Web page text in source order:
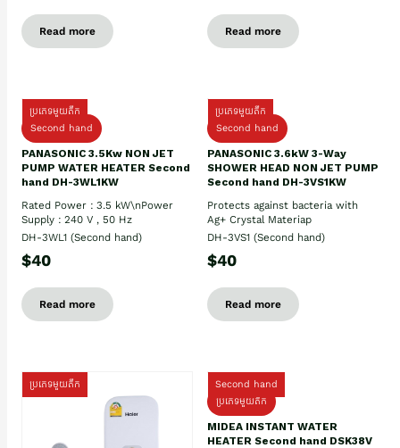
Read more Read more
ប្រភេទមួយតឹក
Second hand
PANASONIC 3.5Kw NON JET
PUMP WATER HEATER Second
hand DH-3WL1KW
Rated Power : 3.5 kW\nPower
Supply : 240 V , 50 Hz
DH-3WL1 (Second hand)
$40
Read more
ប្រភេទមួយតឹក
Second hand
PANASONIC 3.6kW 3-Way
SHOWER HEAD NON JET PUMP
Second hand DH-3VS1KW
Protects against bacteria with
Ag+ Crystal Materiap
DH-3VS1 (Second hand)
$40
Read more
ប្រភេទមួយតឹក
Second hand
ប្រភេទមួយតឹក
MIDEA INSTANT WATER
HEATER Second hand DSK38V